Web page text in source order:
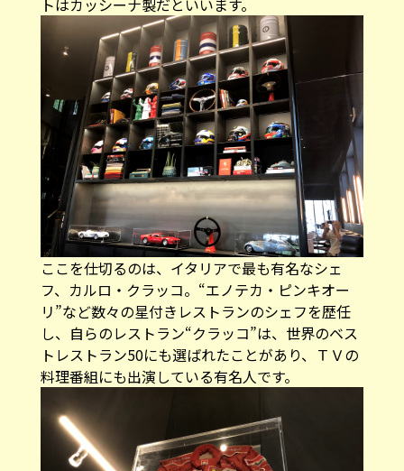
ここを仕切るのは、イタリアで最も有名なシェ
フ、カルロ・クラッコ。“エノテカ・ピンキオー
リ”など数々の星付きレストランのシェフを歴任
し、自らのレストラン“クラッコ”は、世界のベス
トレストラン50にも選ばれたことがあり、ＴＶの
料理番組にも出演している有名人です。